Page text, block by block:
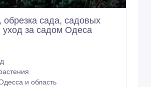
обрезка сада, садовых
уход за садом Одеса
и область